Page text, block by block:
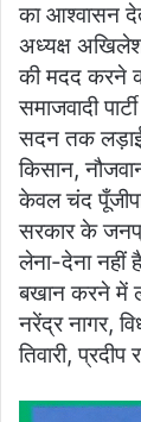
का आश्वासन
अध्यक्ष
की मदद करने
समाजवादी
सदन तक लड़ाई
किसान,
केवल चंद
सरकार के
लेना-देना नहीं
बखान करने में
नरेंद्र नागर,
तिवारी,